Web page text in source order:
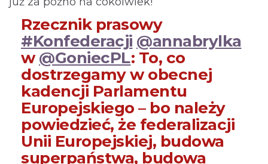
Rzecznik prasowy
#Konfederacji @annabrylka
w@GoniecPL: To, co
dostrzegamy w obecnej
kadencji Parlamentu
Europejskiego – bo należy
powiedzieć, że federalizacji
Unii Europejskiej, budowa
superpaństwa, budowa